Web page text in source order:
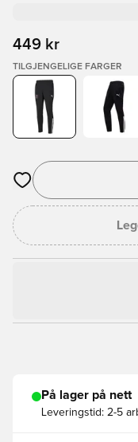
449 kr
TILGJENGELIGE FARGER
Åpner en Modal for å
På lager på nett
Leveringstid: 2-5